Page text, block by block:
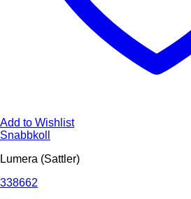
Add to Wishlist
Snabbkoll
Lumera (Sattler)
338662